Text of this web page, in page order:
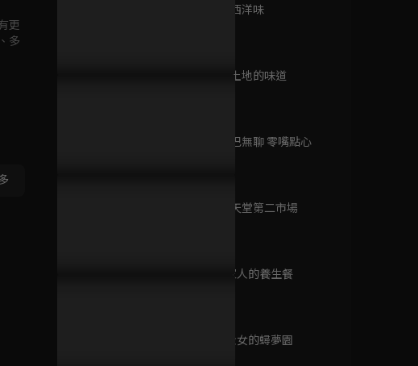
第6集 老牌西洋味
第7集 紮根土地的味道
第8集 治嘴巴無聊 零嘴點心
第9集 小吃天堂第二市場
第10集 兩家人的養生餐
第11集 千金女的蟳夢園
更
多
大胃王來了 第二季
已完結 / 共 10 集
大胃王來了 第五季